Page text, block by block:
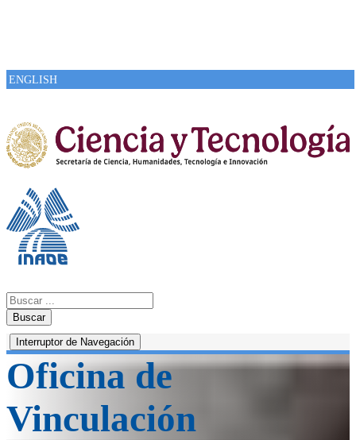
ENGLISH
Buscar
Interruptor de Navegación
Oficina de
Vinculación